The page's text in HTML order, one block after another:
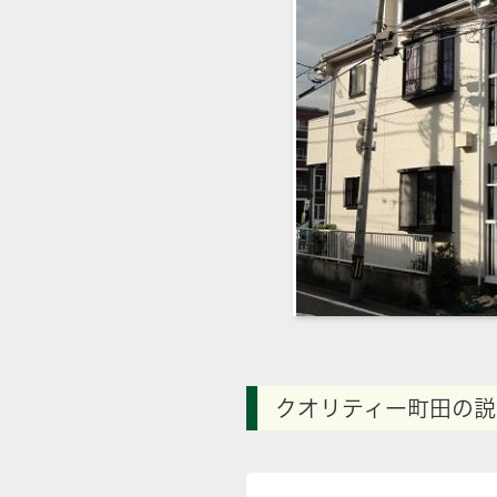
クオリティー町田の